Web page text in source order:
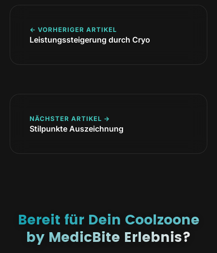
← VORHERIGER ARTIKEL
Leistungssteigerung durch Cryo
NÄCHSTER ARTIKEL →
Stilpunkte Auszeichnung
Bereit für Dein Coolzoone
by MedicBite Erlebnis?